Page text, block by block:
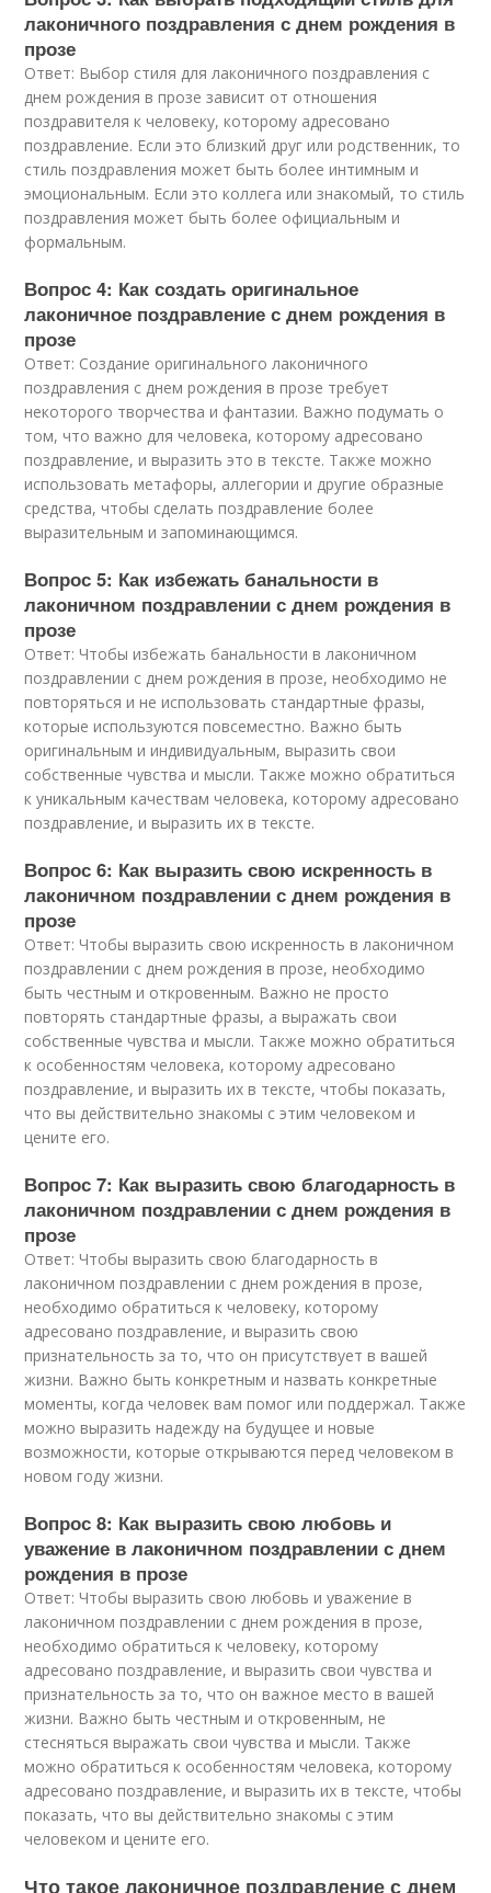
лаконичного поздравления с днем рождения в
прозе
Ответ: Выбор стиля для лаконичного поздравления с
днем рождения в прозе зависит от отношения
поздравителя к человеку, которому адресовано
поздравление. Если это близкий друг или родственник, то
стиль поздравления может быть более интимным и
эмоциональным. Если это коллега или знакомый, то стиль
поздравления может быть более официальным и
формальным.
Вопрос 4: Как создать оригинальное
лаконичное поздравление с днем рождения в
прозе
Ответ: Создание оригинального лаконичного
поздравления с днем рождения в прозе требует
некоторого творчества и фантазии. Важно подумать о
том, что важно для человека, которому адресовано
поздравление, и выразить это в тексте. Также можно
использовать метафоры, аллегории и другие образные
средства, чтобы сделать поздравление более
выразительным и запоминающимся.
Вопрос 5: Как избежать банальности в
лаконичном поздравлении с днем рождения в
прозе
Ответ: Чтобы избежать банальности в лаконичном
поздравлении с днем рождения в прозе, необходимо не
повторяться и не использовать стандартные фразы,
которые используются повсеместно. Важно быть
оригинальным и индивидуальным, выразить свои
собственные чувства и мысли. Также можно обратиться
к уникальным качествам человека, которому адресовано
поздравление, и выразить их в тексте.
Вопрос 6: Как выразить свою искренность в
лаконичном поздравлении с днем рождения в
прозе
Ответ: Чтобы выразить свою искренность в лаконичном
поздравлении с днем рождения в прозе, необходимо
быть честным и откровенным. Важно не просто
повторять стандартные фразы, а выражать свои
собственные чувства и мысли. Также можно обратиться
к особенностям человека, которому адресовано
поздравление, и выразить их в тексте, чтобы показать,
что вы действительно знакомы с этим человеком и
цените его.
Вопрос 7: Как выразить свою благодарность в
лаконичном поздравлении с днем рождения в
прозе
Ответ: Чтобы выразить свою благодарность в
лаконичном поздравлении с днем рождения в прозе,
необходимо обратиться к человеку, которому
адресовано поздравление, и выразить свою
признательность за то, что он присутствует в вашей
жизни. Важно быть конкретным и назвать конкретные
моменты, когда человек вам помог или поддержал. Также
можно выразить надежду на будущее и новые
возможности, которые открываются перед человеком в
новом году жизни.
Вопрос 8: Как выразить свою любовь и
уважение в лаконичном поздравлении с днем
рождения в прозе
Ответ: Чтобы выразить свою любовь и уважение в
лаконичном поздравлении с днем рождения в прозе,
необходимо обратиться к человеку, которому
адресовано поздравление, и выразить свои чувства и
признательность за то, что он важное место в вашей
жизни. Важно быть честным и откровенным, не
стесняться выражать свои чувства и мысли. Также
можно обратиться к особенностям человека, которому
адресовано поздравление, и выразить их в тексте, чтобы
показать, что вы действительно знакомы с этим
человеком и цените его.
Что такое лаконичное поздравление с днем